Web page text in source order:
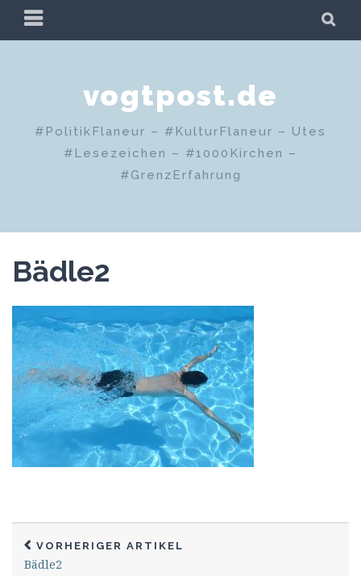
Zum
PRIMÄRES
MENÜ
vogtpost.de
#PolitikFlaneur – #KulturFlaneur – Utes
#Lesezeichen – #1000Kirchen –
#GrenzErfahrung
Bädle2
VORHERIGER ARTIKEL
Bädle2